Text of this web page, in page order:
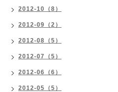
2012-10（8）
2012-09（2）
2012-08（5）
2012-07（5）
2012-06（6）
2012-05（5）